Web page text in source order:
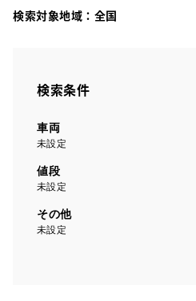
検索対象地域： 全国
検索条件
車両
未設定
値段
未設定
その他
未設定